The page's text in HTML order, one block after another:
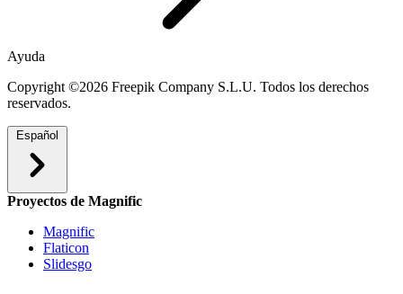
Ayuda
Copyright ©2026 Freepik Company S.L.U. Todos los derechos
reservados.
Español
Proyectos de Magnific
Magnific
Flaticon
Slidesgo